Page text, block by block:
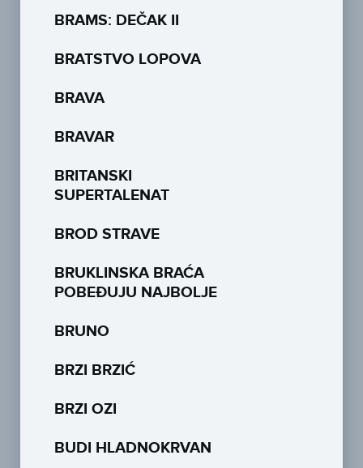
BRAMS: DEČAK II
BRATSTVO LOPOVA
BRAVA
BRAVAR
BRITANSKI
SUPERTALENAT
BROD STRAVE
BRUKLINSKA BRAĆA
POBEĐUJU NAJBOLJE
BRUNO
BRZI BRZIĆ
BRZI OZI
BUDI HLADNOKRVAN